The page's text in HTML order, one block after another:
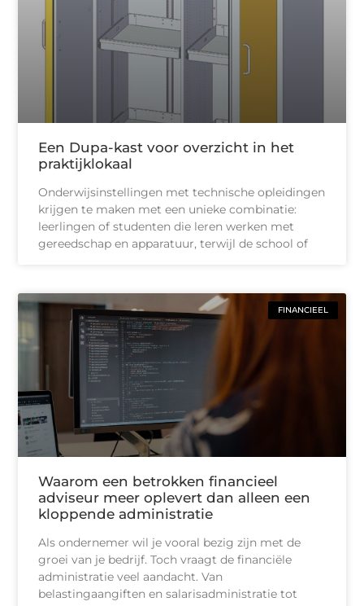
Een Dupa-kast voor overzicht in het
praktijklokaal
Onderwijsinstellingen met technische opleidingen
krijgen te maken met een unieke combinatie:
leerlingen of studenten die leren werken met
gereedschap en apparatuur, terwijl de school of
FINANCIEEL
Waarom een betrokken financieel
adviseur meer oplevert dan alleen een
kloppende administratie
Als ondernemer wil je vooral bezig zijn met de
groei van je bedrijf. Toch vraagt de financiële
administratie veel aandacht. Van
belastingaangiften en salarisadministratie tot